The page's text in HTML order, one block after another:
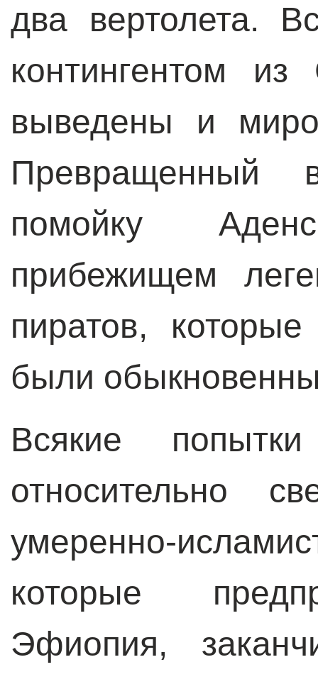
два вертолета.
контингентом
выведены и
Превращенный
помойку
прибежищем
пиратов,
были
Всякие
относительно
умеренно-
которые
Эфиопия,